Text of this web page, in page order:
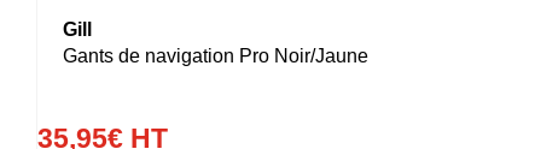
Gill
Gants de navigation Pro Noir/Jaune
35,95€ HT